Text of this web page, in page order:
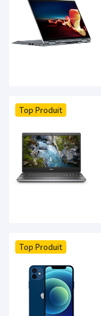
Top Produit
Top Produit